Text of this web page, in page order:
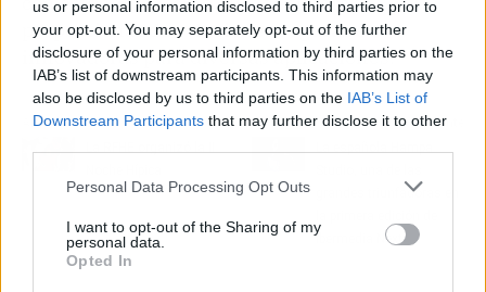
us or personal information disclosed to third parties prior to
your opt-out. You may separately opt-out of the further
disclosure of your personal information by third parties on the
IAB’s list of downstream participants. This information may
also be disclosed by us to third parties on the IAB’s List of
Downstream Participants that may further disclose it to other
Personal Data Processing Opt Outs
I want to opt-out of the Sharing of my
personal data.
Opted In
proporcionando soluciones seguras e
innovadoras para diversas aplicaciones.
Artículo anterior
Artículo siguiente
grandes triunfadoras en
Ibermedia Next